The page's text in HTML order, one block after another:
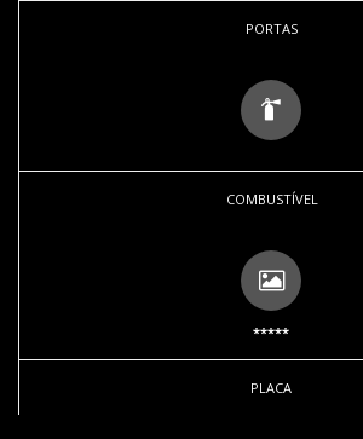
PORTAS
COMBUSTÍVEL
*****
PLACA